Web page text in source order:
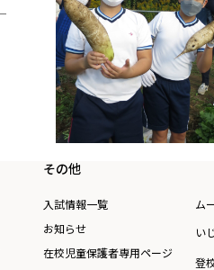
その他
入試情報一覧
お知らせ
在校児童保護者専用ページ
ム
い
登